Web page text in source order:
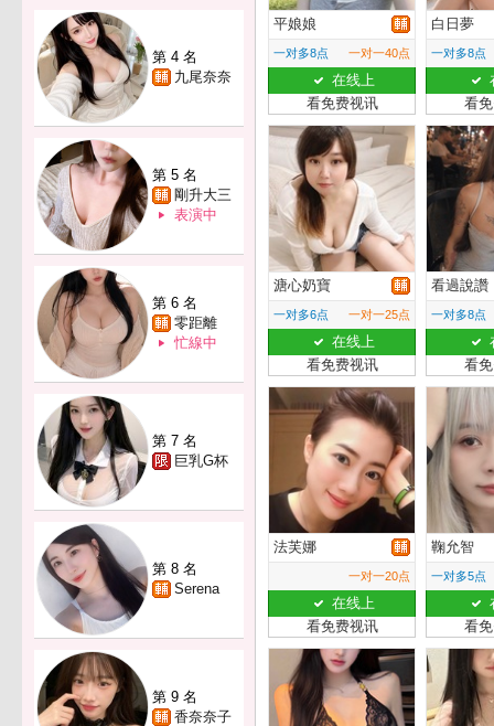
第 4 名
九尾奈奈
第 5 名
剛升大三
表演中
第 6 名
零距離
忙線中
第 7 名
巨乳G杯
第 8 名
Serena
第 9 名
香奈奈子
平娘娘
一对多8点 一对一40点
在线上
看免费视讯
白日夢
一对多8点
看
溏心奶寶
一对多6点 一对一25点
在线上
看免费视讯
看過說讚
一对多8点
看
法芙娜
一对一20点
在线上
看免费视讯
鞠允智
一对多5点
看